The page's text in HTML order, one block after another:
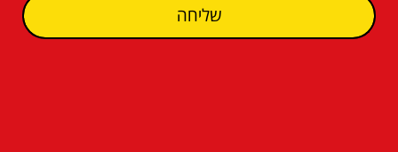
שליחה